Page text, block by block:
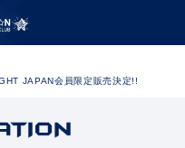
JAPAN会員限定販売決定!!